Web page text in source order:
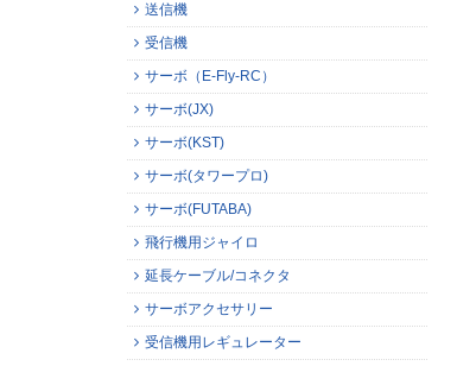
送信機
受信機
サーボ（E-Fly-RC）
サーボ(JX)
サーボ(KST)
サーボ(タワープロ)
サーボ(FUTABA)
飛行機用ジャイロ
延長ケーブル/コネクタ
サーボアクセサリー
受信機用レギュレーター